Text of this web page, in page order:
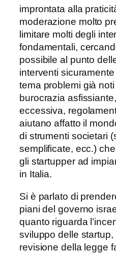
improntata alla
moderazione molto
limitare molti degli
fondamentali,
possibile al punto
interventi
tema problemi già
burocrazia
eccessiva,
aiutano affatto il
di strumenti societari
semplificate, ecc.)
gli startupper ad
in Italia.
Si è parlato di
piani del governo
quanto riguarda
sviluppo delle
revisione della legge